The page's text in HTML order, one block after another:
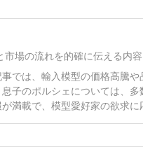
市場の流れを的確に伝える内容
では、輸入模型の価格高騰
子のポルシェについては、
満載で、模型愛好家の欲求に